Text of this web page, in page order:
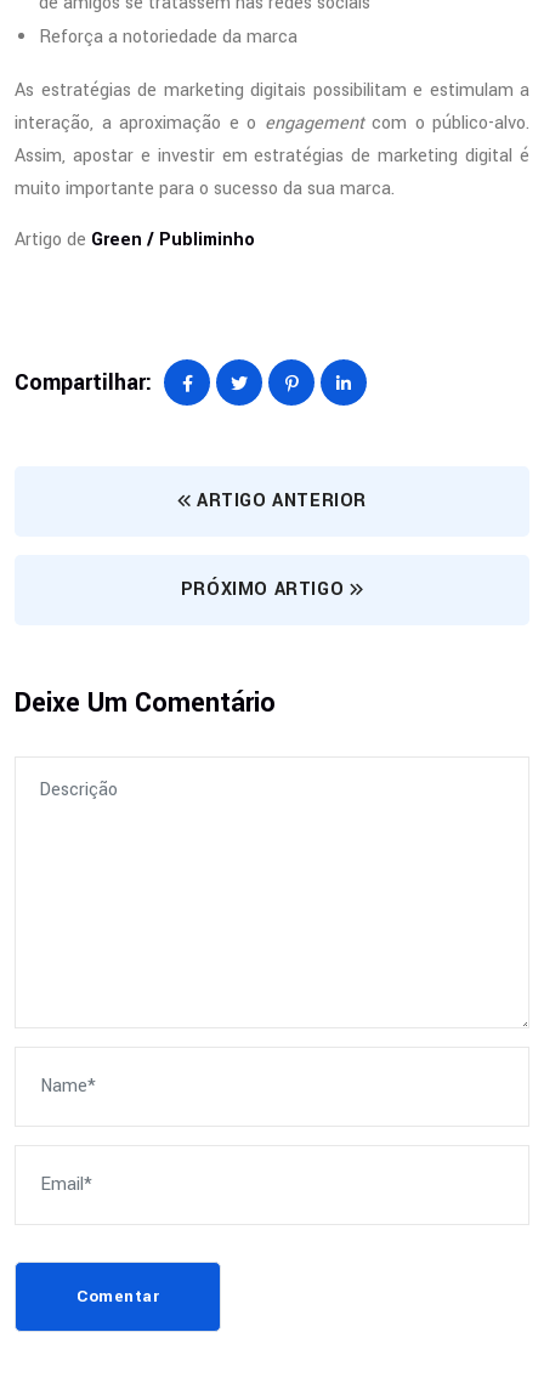
Reforça a notoriedade da marca
As estratégias de marketing digitais possibilitam e estimulam a
interação, a aproximação e o engagementcom o público-alvo.
Assim, apostar e investir em estratégias de marketing digital é
muito importante para o sucesso da sua marca.
Artigo de Green / Publiminho
Compartilhar:
ARTIGO ANTERIOR
PRÓXIMO ARTIGO
Deixe Um Comentário
Comentar